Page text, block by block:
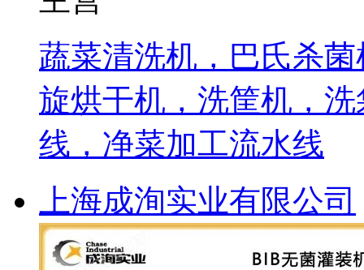
蔬菜清洗机，巴氏杀
旋烘干机，洗筐机，
线，净菜加工流水线
上海成洵实业有限公司